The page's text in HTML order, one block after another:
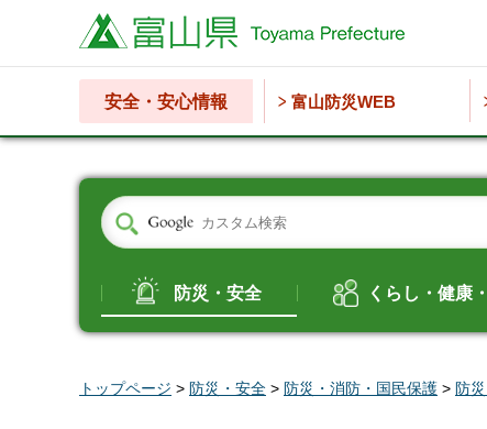
富山県
安全・安心情報 富山防災WEB
防災・安全 くらし・健康
トップページ > 防災・安全 > 防災・消防・国民保護 > 防